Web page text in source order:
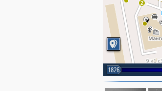
2
1826